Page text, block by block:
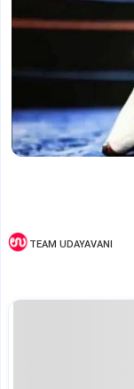
TEAM UDAYAVANI